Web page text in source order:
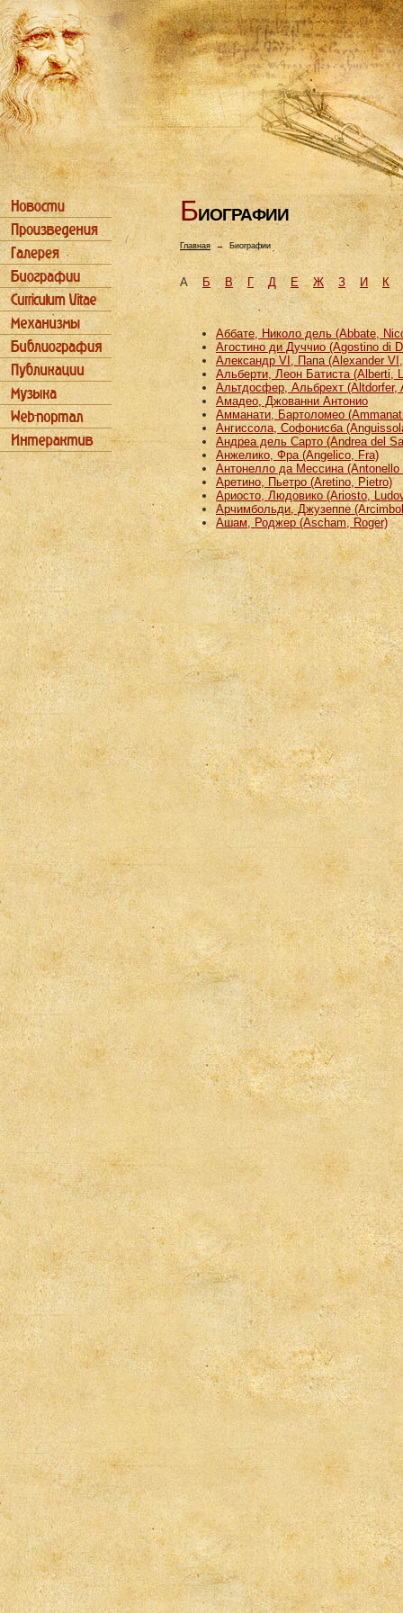
БИОГРАФИИ
Главная→ Биографии
АБ В Г Д Е Ж З И К
Аббате, Николо дель (Abbate,
Агостино ди Дуччио (Agostino di
Александр VI, Папа (Alexander
Альберти, Леон Батиста (Alberti,
Альтдосфер, Альбрехт (Altdorfer,
Амадео, Джованни Антонио
Амманати, Бартоломео
Ангиссола, Софонисба
Андреа дель Сарто (Andrea del
Анжелико, Фра (Angelico, Fra)
Антонелло да Мессина (Antonello
Аретино, Пьетро (Aretino, Pietro)
Ариосто, Людовико (Ariosto,
Арчимбольди, Джузеппе
Ашам, Роджер (Ascham, Roger)